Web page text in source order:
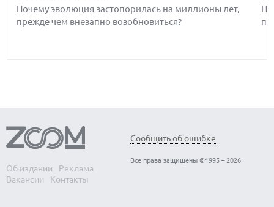
Почему эволюция застопорилась на миллионы лет,
прежде чем внезапно возобновиться?
Обнаружены биологические часы-
хронометр организма — когда они
выходят из строя, развитие человека
останавливается
Об издании
Реклама
Вакансии
Контакты
Сообщить об ошибке
Все права защищены ©1995 – 2026